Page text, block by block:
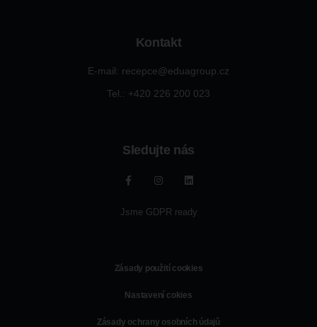
Kontakt
E-mail: recepce@eduagroup.cz
Tel.: +420 226 200 023
Sledujte nás
Jsme GDPR ready
Zásady použití cookies
Nastavení cokies
Zásady ochrany osobních údajů